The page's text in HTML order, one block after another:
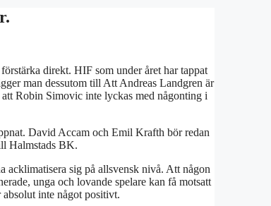
direkt. HIF som under året har tappat
man dessutom till Att Andreas Landgren är
Robin Simovic inte lyckas med någonting i
David Accam och Emil Krafth bör redan
Halmstads BK.
acklimatisera sig på allsvensk nivå. Att någon
unga och lovande spelare kan få motsatt
inte något positivt.